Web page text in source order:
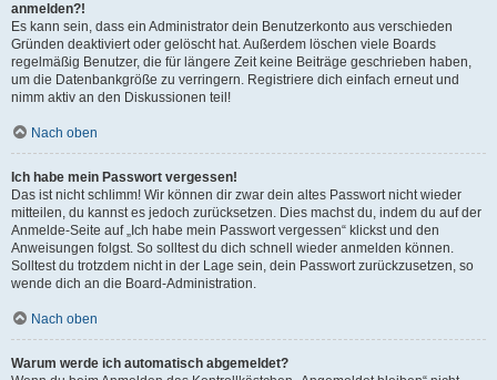
anmelden?!
Es kann sein, dass ein Administrator dein Benutzerkonto aus verschieden
Gründen deaktiviert oder gelöscht hat. Außerdem löschen viele Boards
regelmäßig Benutzer, die für längere Zeit keine Beiträge geschrieben haben,
um die Datenbankgröße zu verringern. Registriere dich einfach erneut und
nimm aktiv an den Diskussionen teil!
Nach oben
Ich habe mein Passwort vergessen!
Das ist nicht schlimm! Wir können dir zwar dein altes Passwort nicht wieder
mitteilen, du kannst es jedoch zurücksetzen. Dies machst du, indem du auf der
Anmelde-Seite auf „Ich habe mein Passwort vergessen“ klickst und den
Anweisungen folgst. So solltest du dich schnell wieder anmelden können.
Solltest du trotzdem nicht in der Lage sein, dein Passwort zurückzusetzen, so
wende dich an die Board-Administration.
Nach oben
Warum werde ich automatisch abgemeldet?